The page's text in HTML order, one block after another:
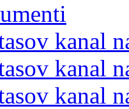
kanal
kanal
kanal